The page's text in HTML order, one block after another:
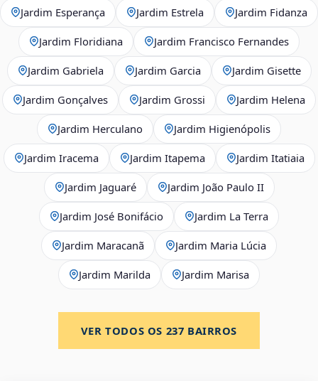
Jardim Esperança Jardim Estrela Jardim Fidanza
Jardim Floridiana Jardim Francisco Fernandes
Jardim Gabriela Jardim Garcia Jardim Gisette
Jardim Gonçalves Jardim Grossi Jardim Helena
Jardim Herculano Jardim Higienópolis
Jardim Iracema Jardim Itapema Jardim Itatiaia
Jardim Jaguaré Jardim João Paulo II
Jardim José Bonifácio Jardim La Terra
Jardim Maracanã Jardim Maria Lúcia
Jardim Marilda Jardim Marisa
VER TODOS OS 237 BAIRROS